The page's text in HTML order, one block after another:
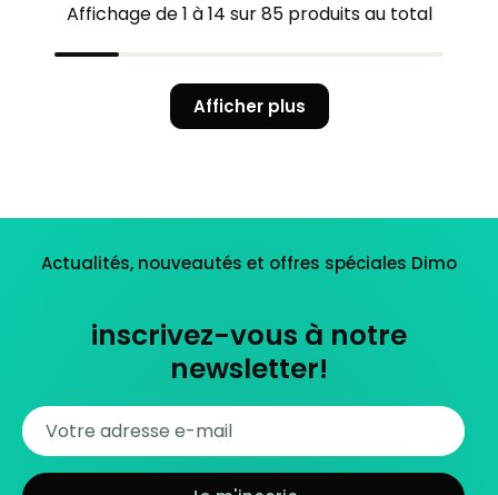
Affichage de 1 à 14 sur 85 produits au total
Afficher plus
Actualités, nouveautés et offres spéciales Dimo
inscrivez-vous à notre
newsletter!